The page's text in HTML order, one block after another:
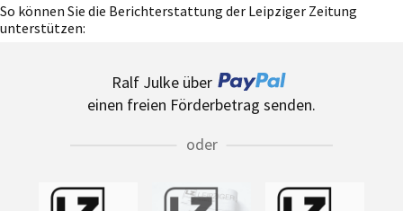
So können Sie die Berichterstattung der Leipziger Zeitung
unterstützen:
Ralf Julke über
einen freien Förderbetrag senden.
oder